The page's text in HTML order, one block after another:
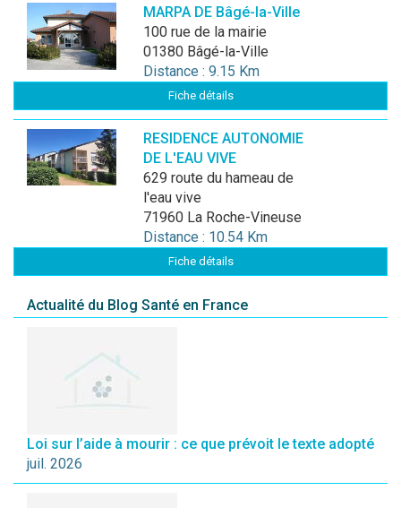
MARPA DE Bâgé-la-Ville
100 rue de la mairie
01380 Bâgé-la-Ville
Distance : 9.15 Km
Fiche détails
RESIDENCE AUTONOMIE
DE L'EAU VIVE
629 route du hameau de
l'eau vive
71960 La Roche-Vineuse
Distance : 10.54 Km
Fiche détails
Actualité du Blog Santé en France
Loi sur l’aide à mourir : ce que prévoit le texte adopté
juil. 2026